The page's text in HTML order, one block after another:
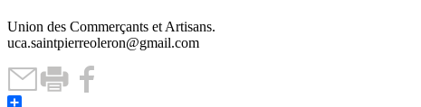
Union des Commerçants et Artisans.
uca.saintpierreoleron@gmail.com